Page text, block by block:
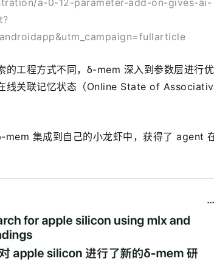
工程方式不同，δ-mem 深入到参数层进行优
线关联记忆状态（Online State of
集成到自己的小龙虾中，获得了 agent